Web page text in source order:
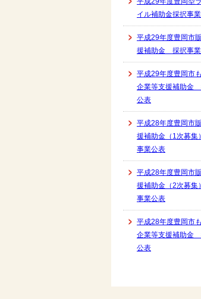
イル補助金採択事
平成29年度豊岡市
援補助金 採択事
平成29年度豊岡市
企業等支援補助金
公表
平成28年度豊岡市
援補助金（1次募
事業公表
平成28年度豊岡市
援補助金（2次募
事業公表
平成28年度豊岡市
企業等支援補助金
公表